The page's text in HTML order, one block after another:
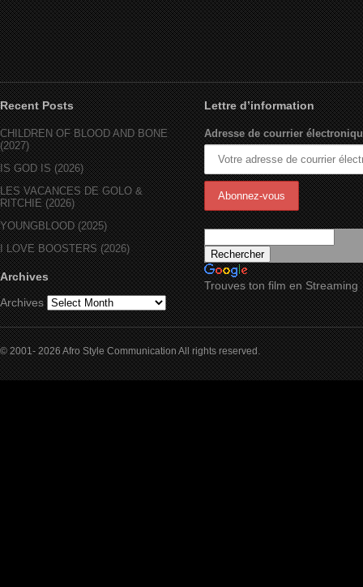
Recent Posts
CHILDREN OF BLOOD AND BONE
(2027)
IS GOD IS (2026)
LES VACANCES DE GOLO &
RITCHIE (2026)
YOUNGBLOOD (2025)
I LOVE BOOSTERS (2026)
Archives
Archives
Lettre d’information
Adresse de courrier
Trouves ton film en Streaming
© 2001- 2026 Afro Style Communication All rights reserved.